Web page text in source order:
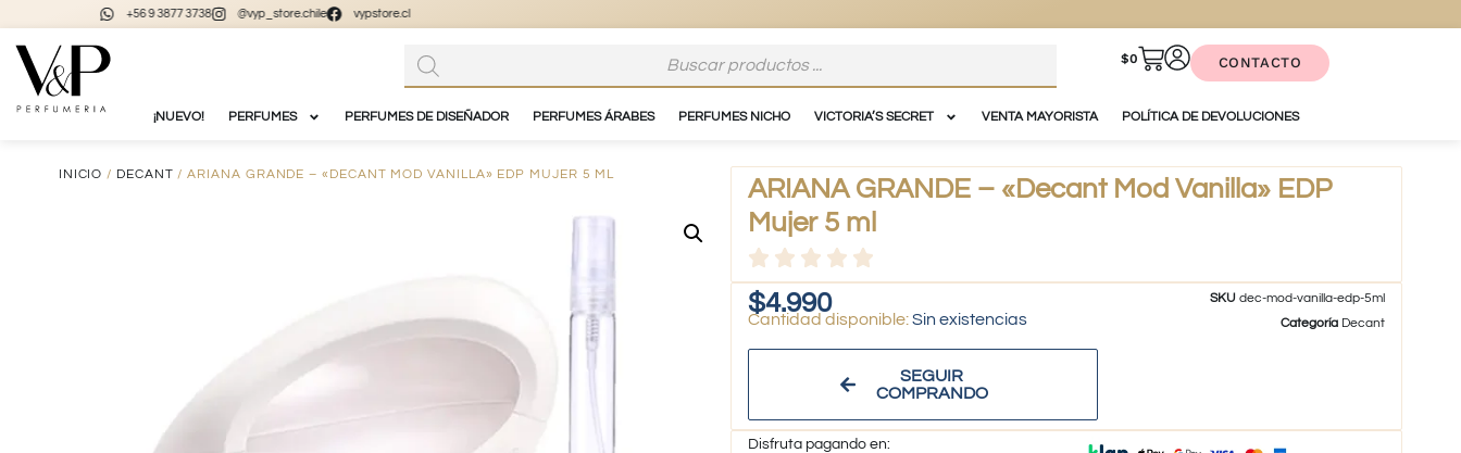
+56 9 3877 3738 @vyp_store.chile vypstore.cl
$0 CONTACTO
¡NUEVO! PERFUMES PERFUMES DE DISEÑADOR PERFUMES ÁRABES PERFUMES NICHO VICTORIA’S SECRET VENTA MAYORISTA POLÍTICA DE DEVOLUCIONES
INICIO / DECANT / ARIANA GRANDE – «DECANT MOD VANILLA» EDP MUJER 5 ML
ARIANA GRANDE – «Decant Mod Vanilla» EDP
Mujer 5 ml
$4.990
Sin existencias
SEGUIR
COMPRANDO
SKUdec-mod-vanilla-edp-5ml
Categoría Decant
Disfruta pagando en: